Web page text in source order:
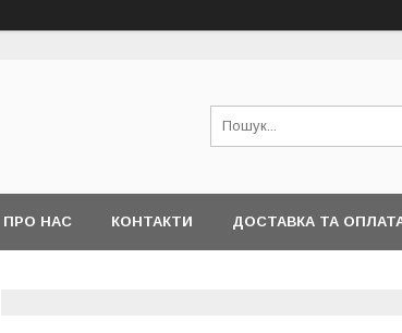
ПРО НАС КОНТАКТИ ДОСТАВКА ТА